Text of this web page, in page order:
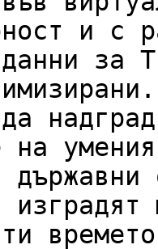
и с
за
на